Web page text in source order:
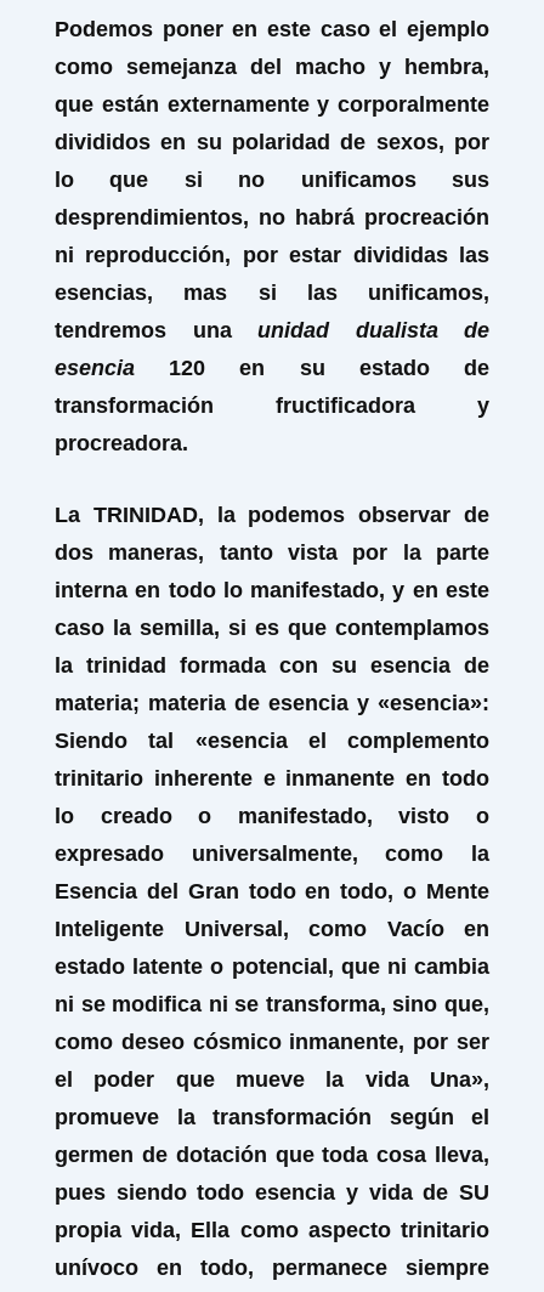
Podemos poner en este caso el ejemplo
como semejanza del macho y hembra,
que están externamente y corporalmente
divididos en su polaridad de sexos, por
lo que si no unificamos sus
desprendimientos, no habrá procreación
ni reproducción, por estar divididas las
esencias, mas si las unificamos,
tendremos una unidad dualista de
esencia 120 en su estado de
transformación fructificadora y
procreadora.
La TRINIDAD, la podemos observar de
dos maneras, tanto vista por la parte
interna en todo lo manifestado, y en este
caso la semilla, si es que contemplamos
la trinidad
formada con su esencia de
materia; materia de esencia y «esencia»:
Siendo tal «esencia el complemento
trinitario inherente e inmanente en todo
lo creado o manifestado, visto o
expresado universalmente, como la
Esencia del Gran todo en todo, o Mente
Inteligente Universal, como Vacío en
estado latente o potencial, que ni cambia
ni se modifica ni se transforma, sino que,
como deseo cósmico inmanente, por ser
el poder que mueve la vida Una»,
promueve la transformación según el
germen de dotación que toda cosa lleva,
pues siendo todo esencia y vida de SU
propia vida, Ella como aspecto trinitario
unívoco en todo, permanece siempre